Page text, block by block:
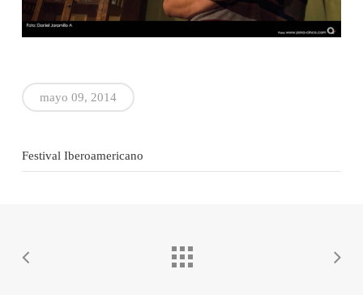
mayo 09, 2014
Festival Iberoamericano